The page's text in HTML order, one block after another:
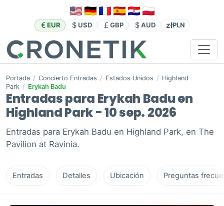
EUR USD GBP AUD złPLN
Portada / Concierto Entradas / Estados Unidos / Highland
Park / Erykah Badu
Entradas para Erykah Badu en
Highland Park - 10 sep. 2026
Entradas para Erykah Badu en Highland Park, en The
Pavilion at Ravinia.
Entradas Detalles Ubicación Preguntas